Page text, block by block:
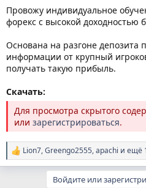
Провожу индивидуальное
форекс с высокой доходностью
Основана на разгоне депозита
информации от крупный
получать такую прибыль.
Скачать:
Для просмотра скрытого
или зарегистрироваться.
Р
е
Lion7,Greengo2555,apachi и ещё
Войдите или